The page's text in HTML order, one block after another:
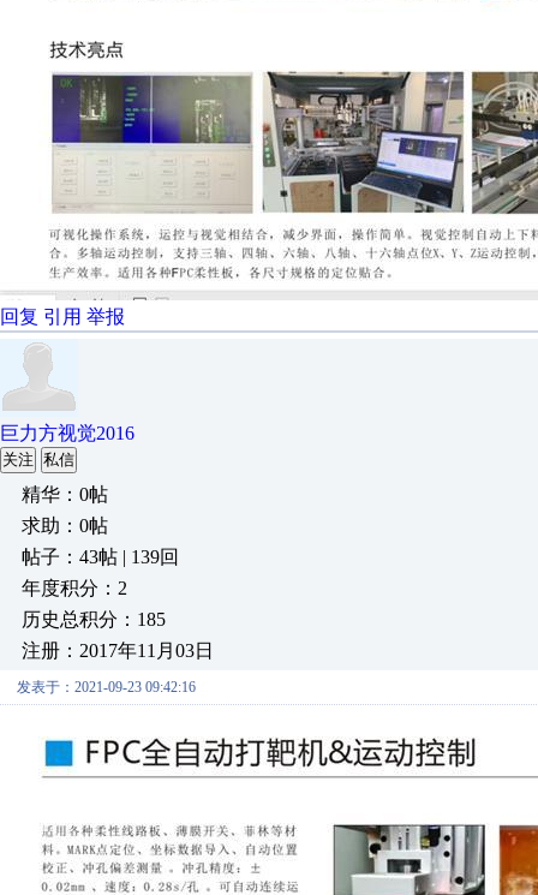
回复 引用 举报
巨力方视觉2016
关注 私信
精华：0帖
求助：0帖
帖子：43帖 | 139回
年度积分：2
历史总积分：185
注册：2017年11月03日
发表于：2021-09-23 09:42:16